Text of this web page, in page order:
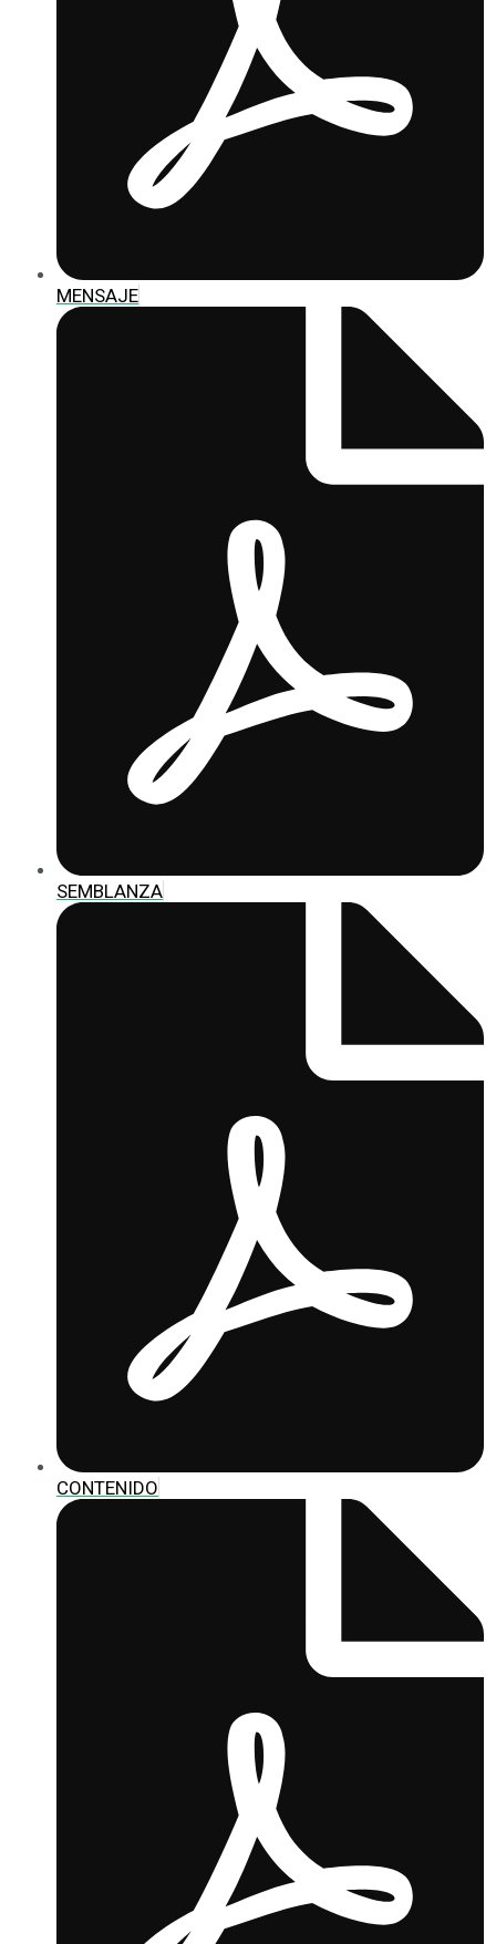
MENSAJE
SEMBLANZA
CONTENIDO